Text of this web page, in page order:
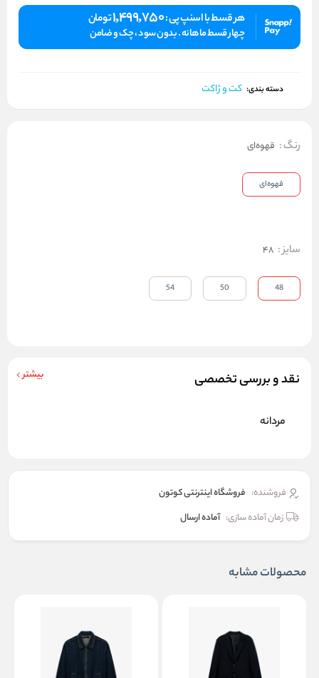
هر قسط با اسنپ پی :1,499,750تومان
چهار قسط ماهانه . بدون سود ، چک و ضامن
دسته بندی: کت و ژاکت
نقد و بررسی تخصصی بیشتر
مردانه
فروشنده: فروشگاه اینترنتی کوتون
زمان آماده سازی: آماده ارسال
رنگ: قهوه‌ای
قهوه‌ای
سایز:
48
48
50
54
محصولات مشابه